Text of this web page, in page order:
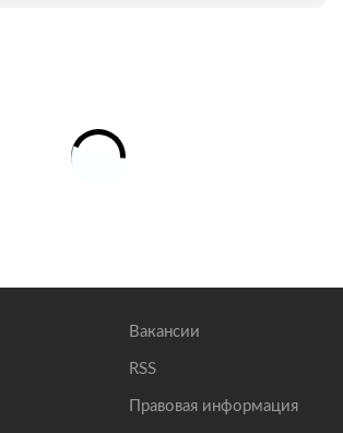
Вакансии
RSS
Правовая информация